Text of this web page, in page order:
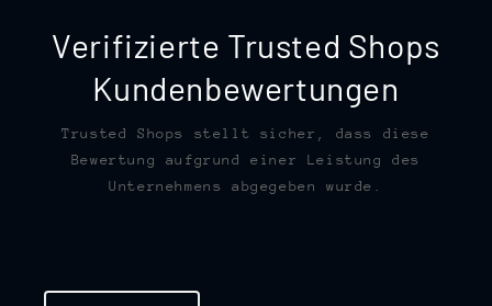
Verifizierte Trusted Shops
Kundenbewertungen
Trusted Shops stellt sicher, dass diese
Bewertung aufgrund einer Leistung des
Unternehmens abgegeben wurde.